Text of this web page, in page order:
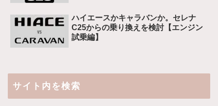
ハイエースかキャラバンか。セレナ
C25からの乗り換えを検討【エンジン
試乗編】
サイト内を検索